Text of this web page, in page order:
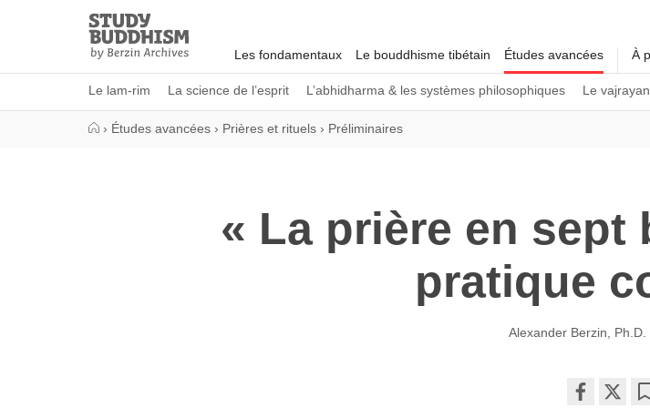
Study
Buddhism
Home
Les fondamentaux Le bouddhisme tibétain Études avancées
Le lam-rim La science de l’esprit L’abhidharma & les systèmes philosophiques Le
À
› Études avancées › Prières et rituels › Préliminaires
« La prière en sept
pratique
Alexander Berzin, Ph.D.